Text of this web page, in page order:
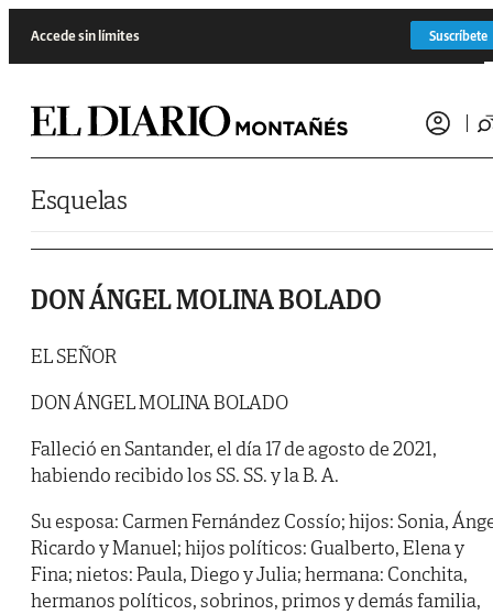
Accede sin límites Suscríbete
Esquelas
DON ÁNGEL MOLINA BOLADO
EL SEÑOR
DON ÁNGEL MOLINA BOLADO
Falleció en Santander, el día 17 de agosto de 2021,
habiendo recibido los SS. SS. y la B. A.
Su esposa: Carmen Fernández Cossío; hijos: Sonia,
Ricardo y Manuel; hijos políticos: Gualberto, Elena y
Fina; nietos: Paula, Diego y Julia; hermana: Conchita,
hermanos políticos, sobrinos, primos y demás familia,